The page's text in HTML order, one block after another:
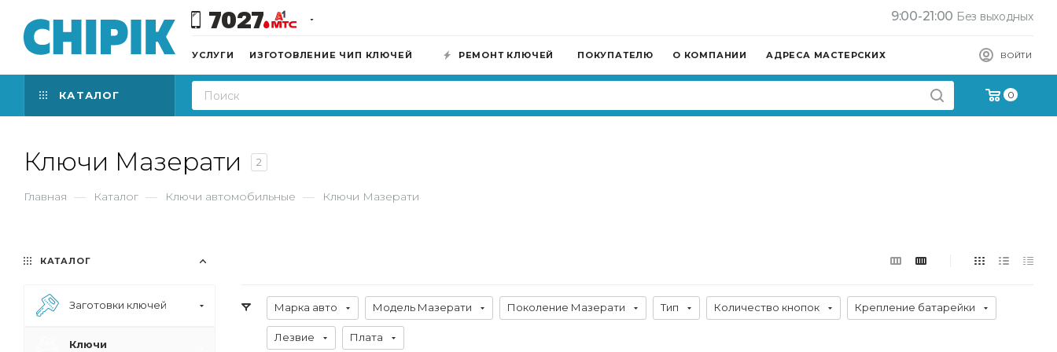
7027 9:00-21:00 Без выходных
ВОЙТИ
УСЛУГИ ИЗГОТОВЛЕНИЕ ЧИП КЛЮЧЕЙ РЕМОНТ КЛЮЧЕЙ ПОКУПАТЕЛЮ О КОМПАНИИ АДРЕСА МАСТЕРСКИХ
0
КАТАЛОГ
Ключи Мазерати 2
Главная — Каталог — Ключи автомобильные — Ключи Мазерати
Марка авто Модель Мазерати Поколение Мазерати Тип Количество кнопок Крепление батарейки
Лезвие Плата
КАТАЛОГ
Заготовки ключей
Ключи